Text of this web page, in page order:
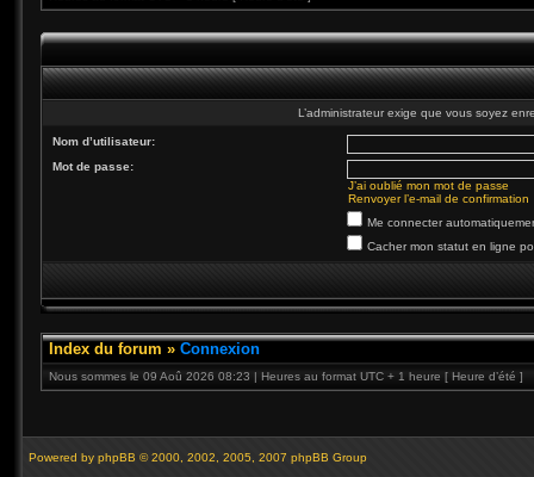
L’administrateur exige que vous soyez
Nom d’utilisateur:
Mot de passe:
J’ai oublié mon mot de passe
Renvoyer l’e-mail de confirmation
Me connecter
Cacher mon statut en ligne
Index du forum » Connexion
Nous sommes le 09 Aoû 2026 08:23 | Heures au format UTC + 1 heure [ Heure d’été ]
Powered by phpBB © 2000, 2002, 2005, 2007 phpBB Group